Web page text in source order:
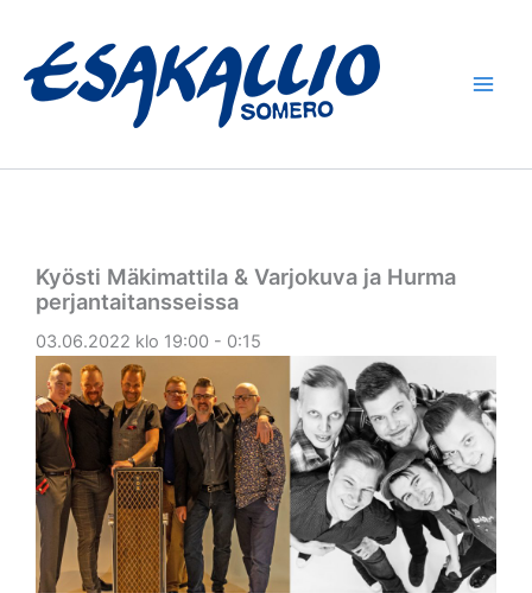
sisältöön
Kyösti Mäkimattila & Varjokuva ja Hurma
perjantaitansseissa
03.06.2022 klo 19:00 - 0:15